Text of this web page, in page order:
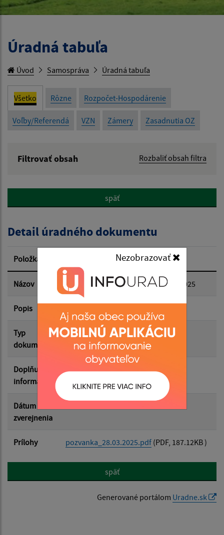
Nezobrazovať
Úradná tabuľa
Úvod Samospráva Úradná tabuľa
Všetko Rôzne Rozpočet-Hospodárenie
Voľby/Referendá VZN Zámery Zasadnutia OZ
Filtrovať obsah Rozbaliť obsah filtra
Popis:
Dátum zverejnenia od:
Dátum zverejnenia do:
Filtrovať Reset
späť
Detail úradného dokumentu
Položka
Názov Pozvánka na zasadnutie OZ 28.03.2025
Popis
Typ
dokumentu
Zasadnutia OZ
Doplňujúce
informácie
Dátum
zverejnenia
Prílohy pozvanka_28.03.2025.pdf (PDF, 187.12KB )
späť
Generované portálom Uradne.sk